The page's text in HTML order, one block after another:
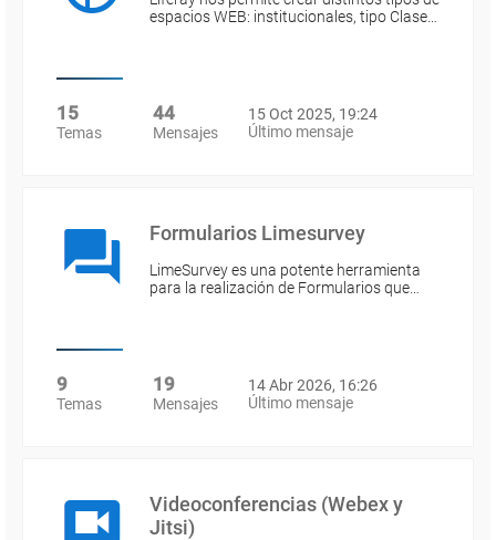
espacios WEB: institucionales, tipo Clase…
15
Temas
44
Mensajes
15 Oct 2025, 19:24
Último mensaje
Formularios Limesurvey
LimeSurvey es una potente herramienta
para la realización de Formularios que…
9
Temas
19
Mensajes
14 Abr 2026, 16:26
Último mensaje
Videoconferencias (Webex y
Jitsi)